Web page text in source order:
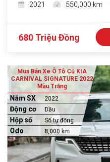
2021
550,000 km
680 Triệu Đồng
Mua Bán Xe Ô Tô Cũ KIA
CARNIVAL SIGNATURE 2022
Màu Trắng
Năm SX 2022
Động cơ Dầu
Hộp số Số tự động
Odo 8,000 km